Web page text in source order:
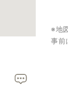
※地
事前